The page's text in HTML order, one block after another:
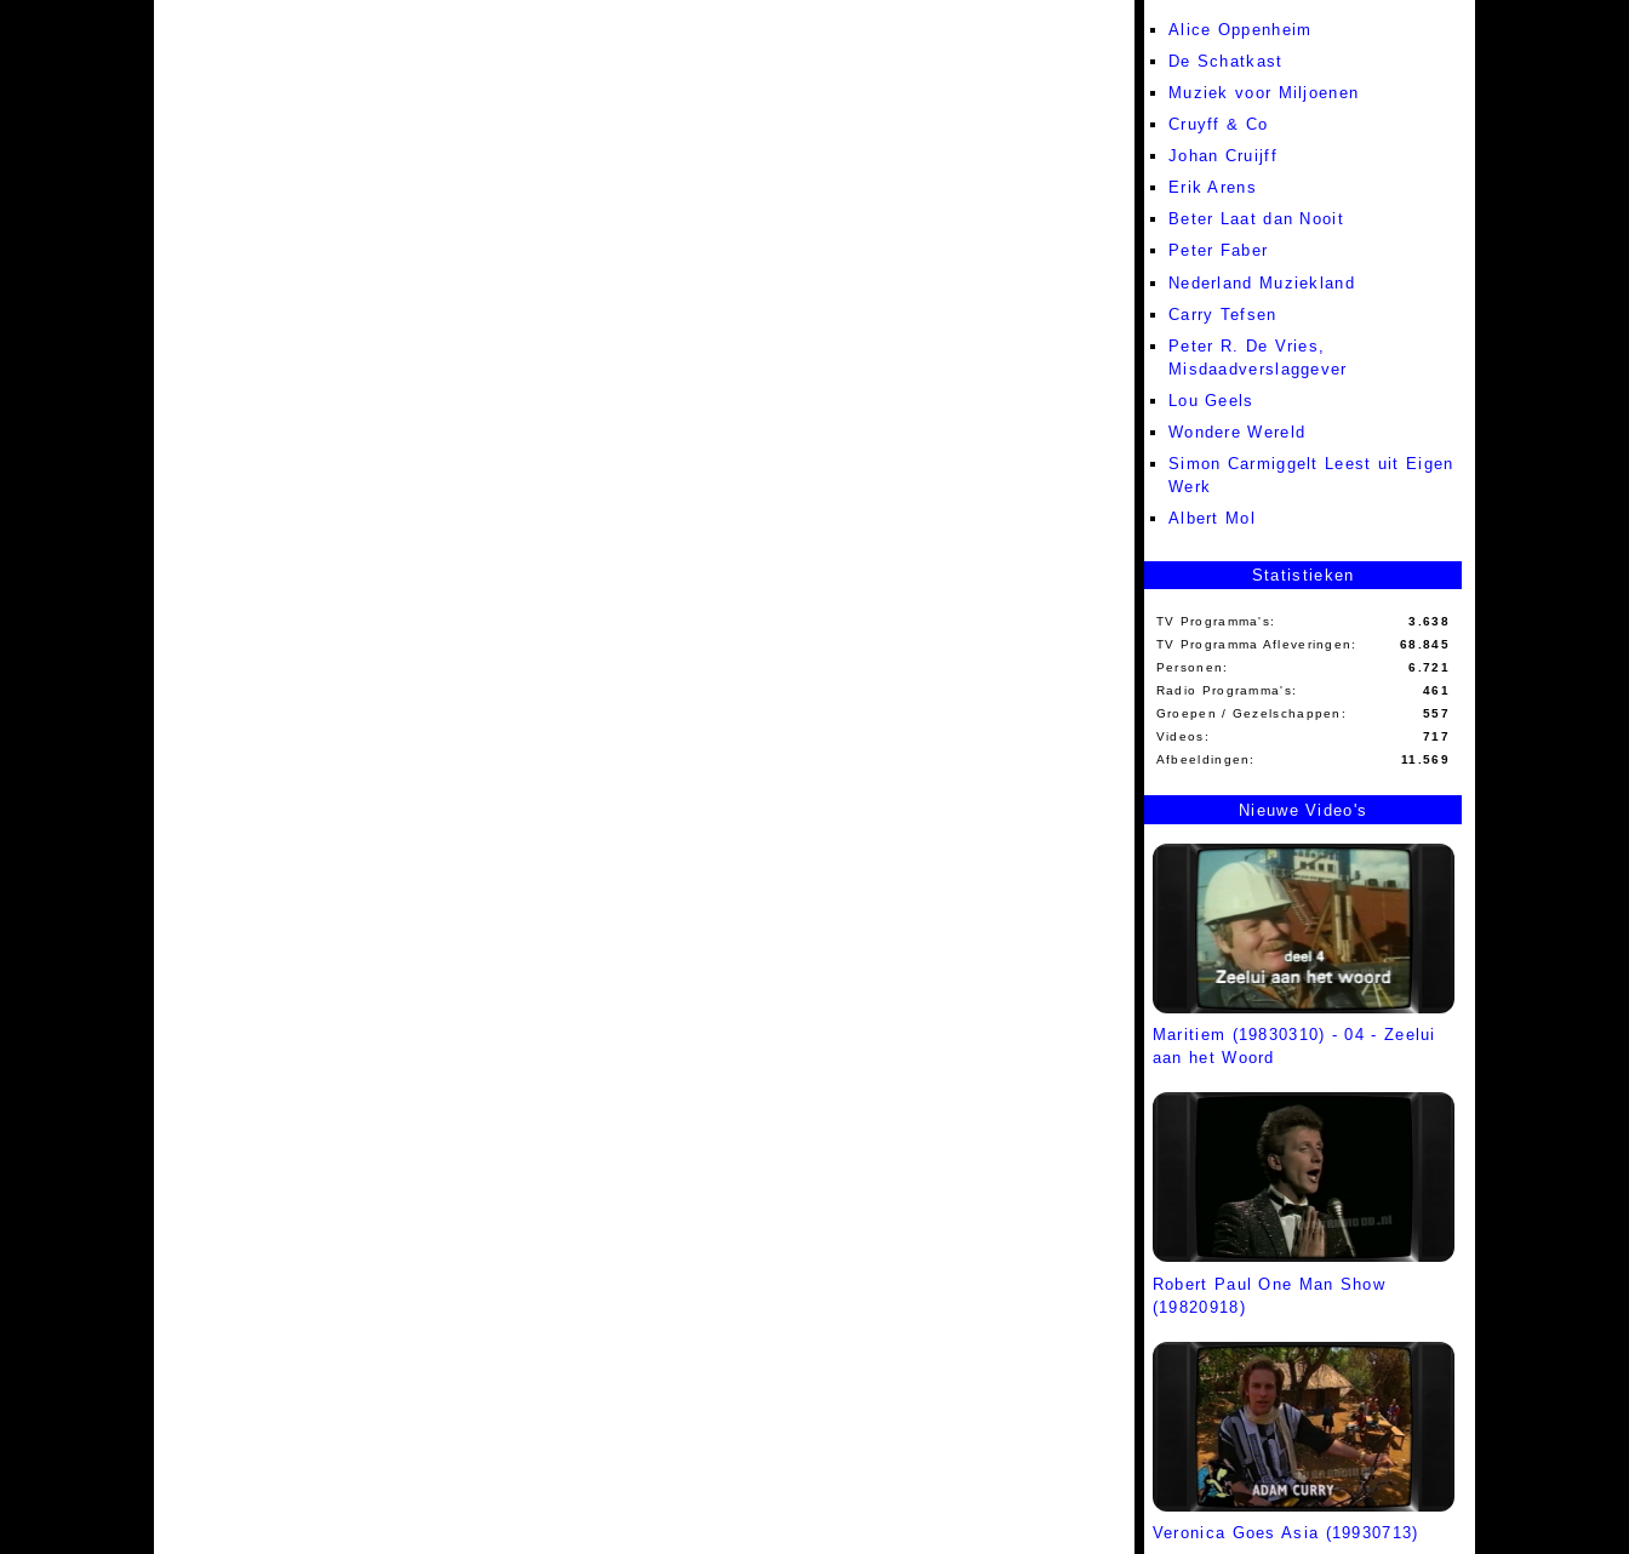
Alice Oppenheim
De Schatkast
Muziek voor Miljoenen
Cruyff & Co
Johan Cruijff
Erik Arens
Beter Laat dan Nooit
Peter Faber
Nederland Muziekland
Carry Tefsen
Peter R. De Vries,
Misdaadverslaggever
Lou Geels
Wondere Wereld
Simon Carmiggelt Leest uit Eigen
Werk
Albert Mol
Statistieken
TV Programma's:
3.638
TV Programma Afleveringen:
68.845
Personen:
6.721
Radio Programma's:
461
Groepen / Gezelschappen:
557
Videos:
717
Afbeeldingen:
11.569
Nieuwe Video's
Maritiem (19830310) - 04 - Zeelui
aan het Woord
Robert Paul One Man Show
(19820918)
Veronica Goes Asia (19930713)